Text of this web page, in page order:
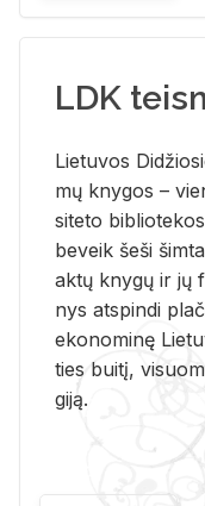
LDK
Lie­tu­vos
mų kny­gos –
si­te­to
be­veik šeši
aktų kny­gų ir jų
nys at­spin­di
eko­no­mi­nę
ties bui­tį,
gi­ją.